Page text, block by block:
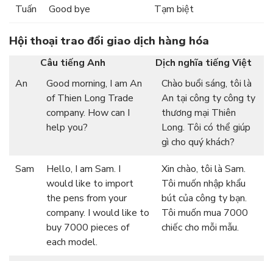
Tuấn
Good bye Tạm biệt
Hội thoại trao đổi giao dịch hàng hóa
Câu tiếng Anh
Dịch nghĩa tiếng Việt
An
Good morning, I am An
of Thien Long Trade
company. How can I
help you?
Chào buổi sáng, tôi là
An tại công ty công ty
thương mại Thiên
Long. Tôi có thể giúp
gì cho quý khách?
Sam
Hello, I am Sam. I
would like to import
the pens from your
company. I would like to
buy 7000 pieces of
each model.
Xin chào, tôi là Sam.
Tôi muốn nhập khẩu
bút của công ty bạn.
Tôi muốn mua 7000
chiếc cho mỗi mẫu.